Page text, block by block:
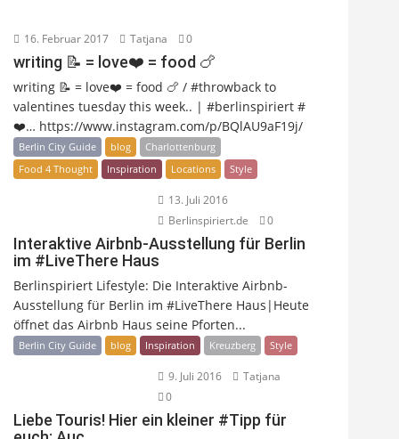
16. Februar 2017 Tatjana 0
writing 📝 = love❤️ = food 🍗
writing 📝 = love❤️ = food 🍗 / #throwback to
valentines tuesday this week.. | #berlinspiriert #
❤️… https://www.instagram.com/p/BQlAU9aF19j/
Berlin City Guide blog
Charlottenburg
Food 4 Thought
Inspiration Locations Style
13. Juli 2016
Berlinspiriert.de
0
Interaktive Airbnb-Ausstellung für Berlin
im #LiveThere Haus
Berlinspiriert Lifestyle: Die Interaktive Airbnb-
Ausstellung für Berlin im #LiveThere Haus|Heute
öffnet das Airbnb Haus seine Pforten...
Berlin City Guide blog Inspiration Kreuzberg Style
9. Juli 2016
Tatjana
0
Liebe Touris! Hier ein kleiner #Tipp für